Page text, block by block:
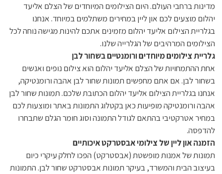
מדינות ברחבי העולם. היום הצילומים המיוחדים של הצלם אליעד
יהלום מוצעים לכם און ליין במחירים משתלמים במיוחד. אנחנו
בגלריית הצילום אליעד יהלום מזמינים אתכם להינות מגישה נוחה לכל
הצילומים המרהיבים של הגלרייה שלנו.
גלריית צילומים מיוחדים ורומנטיים בשחור לבן
אחת ההתמחויות של הצלם אליעד יהלום הוא צילום נופים ואנשים
בשחור לבן. אם אתם מחפשים תמונות שחור לבן אהבה ורומנטיקה,
אנחנו בגלריית הצילום אליעד יהלום הכתובת שלכם. תמונות שחור לבן
אהבה ורומנטיקה מופיעות כאן בקטלוג התמונות באתר ומוצעות לכם
במחיר אטרקטיבי בהתאם לגודל התמונה וסוג חומר הגלם שתבחרו
להדפסה.
הזמנה און ליין של צילומי אבסטרקט איכותיים
תמונות של אמנות מופשטת (אבסטרקט) הפכו לחלק עיקרי כיום
בעיצוב הבית והמשרד, בעיקר תמונות אבסטרקט שחור לבן. התמונות